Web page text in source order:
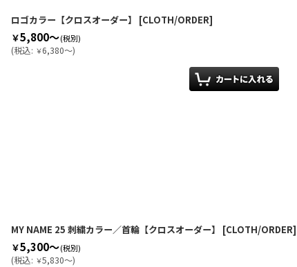
ロゴカラー【クロスオーダー】 [CLOTH/ORDER]
￥5,800～(税別)
(税込: ￥6,380～)
MY NAME 25 刺繍カラー／首輪【クロスオーダー】 [CLOTH/ORDER]
￥5,300～(税別)
(税込: ￥5,830～)